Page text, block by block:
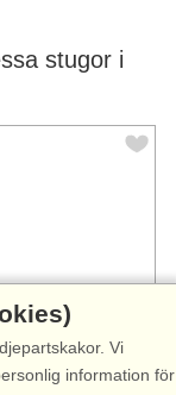
stugor i
Vi
information för